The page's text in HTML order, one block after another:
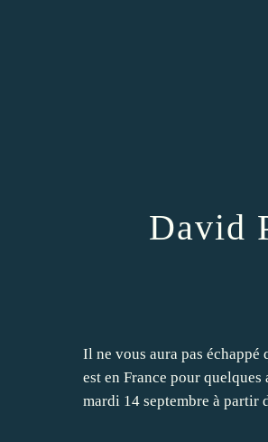
David
Il ne vous aura pas échappé
est en France pour
mardi 14 septembre à partir